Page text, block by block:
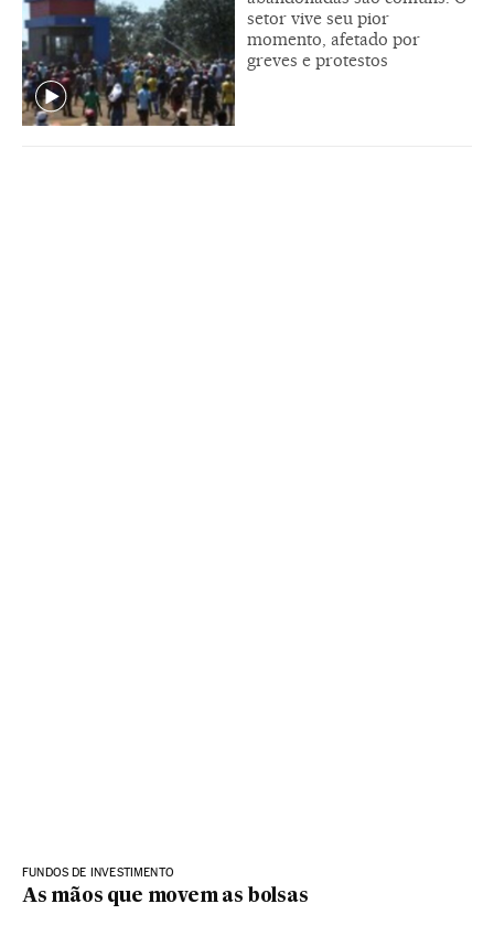
setor vive seu pior
momento, afetado por
greves e protestos
FUNDOS DE INVESTIMENTO
As mãos que movem as bolsas